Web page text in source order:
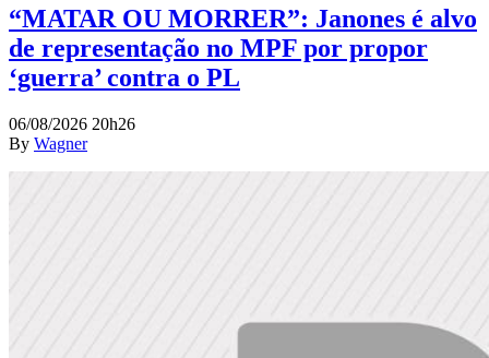
“MATAR OU MORRER”: Janones é alvo
de representação no MPF por propor
‘guerra’ contra o PL
06/08/2026 20h26
By Wagner